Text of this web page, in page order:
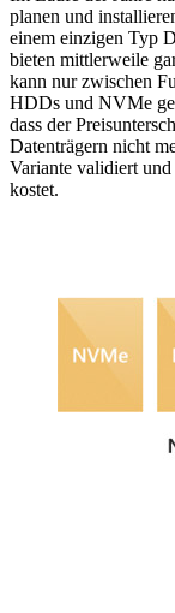
planen und
einem einzigen Typ
bieten mittlerweile
kann nur zwischen
HDDs und NVMe
dass der
Datenträgern nicht
Variante validiert
kostet.